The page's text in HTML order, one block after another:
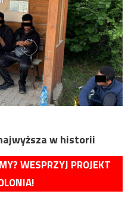
w historii
WESPRZYJ PROJEKT